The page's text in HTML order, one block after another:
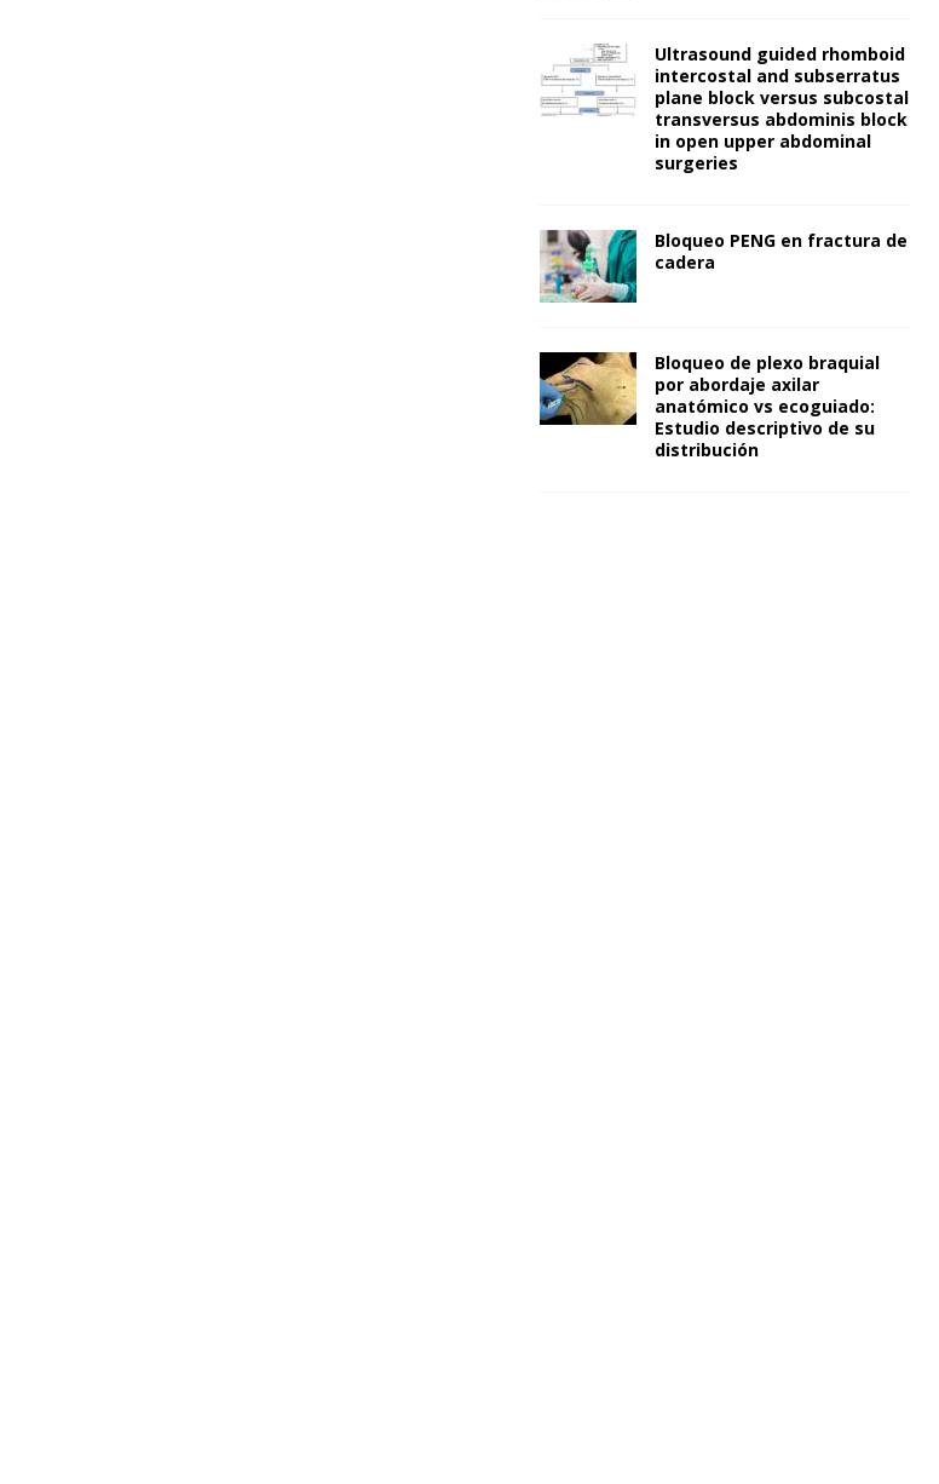
Ultrasound guided rhomboid
intercostal and subserratus
plane block versus subcostal
transversus abdominis block
in open upper abdominal
surgeries
Bloqueo PENG en fractura de
cadera
Bloqueo de plexo braquial
por abordaje axilar
anatómico vs ecoguiado:
Estudio descriptivo de su
distribución